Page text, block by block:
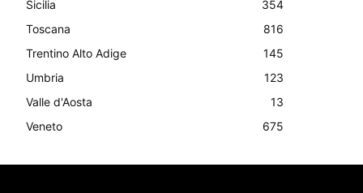
Sicilia
354
Toscana
816
Trentino Alto Adige
145
Umbria
123
Valle d'Aosta
13
Veneto
675